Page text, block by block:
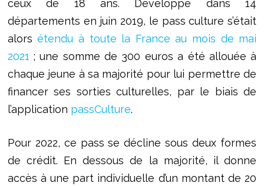
ceux de 18 ans. Développé dans 14
départements en juin 2019, le pass culture s’était
alorsétendu à toute la France au mois de mai
2021 ; une somme de 300 euros a été allouée à
chaque jeune à sa majorité pour lui permettre de
financer ses sorties culturelles, par le biais de
l’application passCulture.
Pour 2022, ce pass se décline sous deux formes
de crédit. En dessous de la majorité, il donne
accès à une part individuelle d’un montant de 20